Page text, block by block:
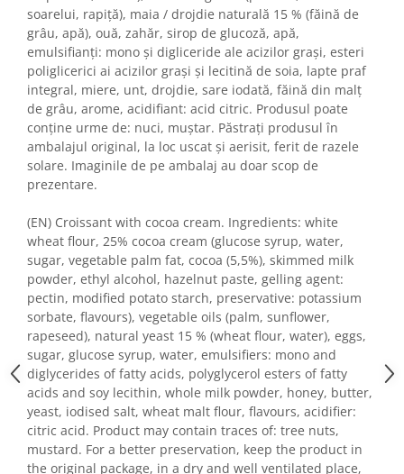
Baton Cookie congelat
Cheesecake congelat
Horeca
Faina Profesionala
Fursecuri vrac
Congelate brutarie
Cadouri
Pachete Cadou
Cozonac Wine Collection
Vinuri Casa Isarescu
Accesorii Boromir
Dulciurile Feleacul
Glucoza
Halva
Nuga
Rahat
soarelui, rapiţă), maia / drojdie naturală 15 % (făină de
grâu, apă), ouă, zahăr, sirop de glucoză, apă,
emulsifianţi: mono și digliceride ale acizilor grași, esteri
poliglicerici ai acizilor grași și lecitină de soia, lapte praf
integral, miere, unt, drojdie, sare iodată, făină din malţ
de grâu, arome, acidifiant: acid citric. Produsul poate
conţine urme de: nuci, muștar. Păstraţi produsul în
ambalajul original, la loc uscat şi aerisit, ferit de razele
solare. Imaginile de pe ambalaj au doar scop de
prezentare.
(EN) Croissant with cocoa cream. Ingredients: white
wheat flour, 25% cocoa cream (glucose syrup, water,
sugar, vegetable palm fat, cocoa (5,5%), skimmed milk
powder, ethyl alcohol, hazelnut paste, gelling agent:
pectin, modified potato starch, preservative: potassium
sorbate, flavours), vegetable oils (palm, sunflower,
rapeseed), natural yeast 15 % (wheat flour, water), eggs,
sugar, glucose syrup, water, emulsifiers: mono and
diglycerides of fatty acids, polyglycerol esters of fatty
acids and soy lecithin, whole milk powder, honey, butter,
yeast, iodised salt, wheat malt flour, flavours, acidifier:
citric acid. Product may contain traces of: tree nuts,
mustard. For a better preservation, keep the product in
the original package, in a dry and well ventilated place,